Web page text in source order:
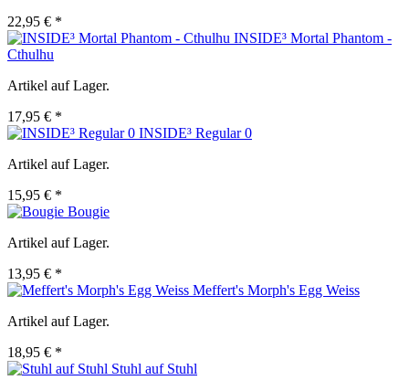
22,95 € *
INSIDE³ Mortal Phantom -
Cthulhu
Artikel auf Lager.
17,95 € *
INSIDE³ Regular 0
Artikel auf Lager.
15,95 € *
Bougie
Artikel auf Lager.
13,95 € *
Meffert's Morph's Egg Weiss
Artikel auf Lager.
18,95 € *
Stuhl auf Stuhl